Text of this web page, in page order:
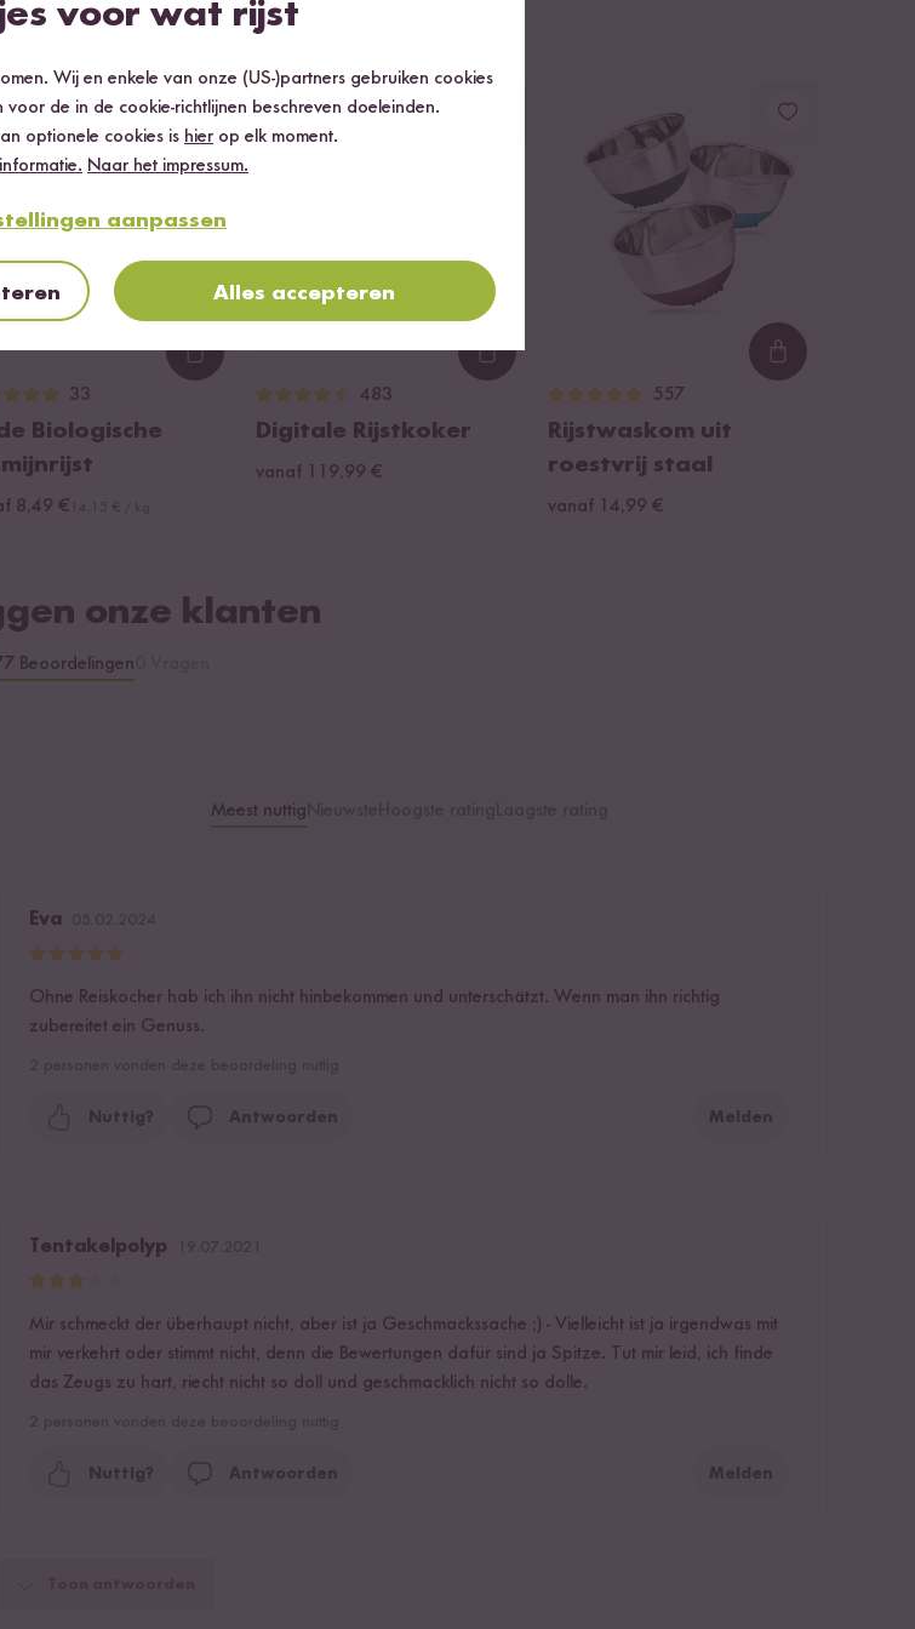
samen gekocht
Loading...
33
Biologische
8,49 €
Loading...
483
Digitale Rijstkoker
vanaf 119,99 €
Loading...
557
Rijstwaskom uit
roestvrij staal
vanaf 14,99 €
onze klanten
Beoordelingen
Meest nuttig
Eva
Ohne Reiskocher hab ich ihn nicht hinbekommen und unterschätzt. Wenn man ihn richtig
zubereitet ein Genuss.
Nuttig? Antwoorden Melden
Tentakelpolyp
Mir schmeckt der überhaupt nicht, aber ist ja Geschmackssache ;) - Vielleicht ist ja irgendwas mit
mir verkehrt oder stimmt nicht, denn die Bewertungen dafür sind ja Spitze. Tut mir leid, ich finde
das Zeugs zu hart, riecht nicht so doll und geschmacklich nicht so dolle.
Nuttig? Antwoorden Melden
voor wat rijst
Wij en enkele van onze (US-)partners gebruiken cookies
de in de cookie-richtlijnen beschreven doeleinden.
optionele cookies is hier op elk moment.
Naar het impressum.
aanpassen
Alles accepteren